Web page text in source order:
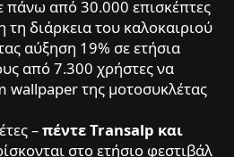
από 30.000 επισκέπτες
διάρκεια του καλοκαιριού
αύξηση 19% σε ετήσια
από 7.300 χρήστες να
wallpaper της μοτοσυκλέτας
–πέντε Transalp και
στο ετήσιο φεστιβάλ